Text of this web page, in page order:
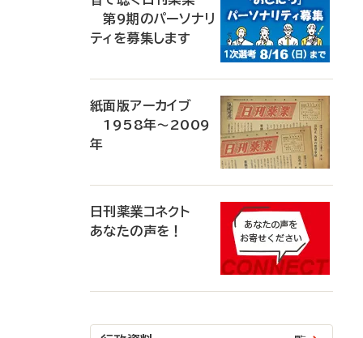
第9期のパーソナリ
ティを募集します
紙面版アーカイブ
1958年～2009
年
日刊薬業コネクト
あなたの声を！